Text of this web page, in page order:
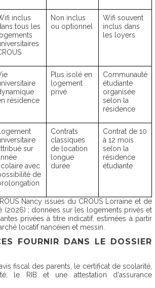
inclus
tous les
logements
Non inclus
ou optionnel
Wifi souvent
inclus dans
les loyers
résidence
Plus isolé en
logement
privé
Communauté
étudiante
organisée
selon la
résidence
Logement
sur
avec
de
Contrats
classiques
de location
longue
durée
Contrat de 10
à 12 mois
selon la
résidence
étudiante
Nancy issues du CROUS Lorraine et de
(2026) ; données sur les logements privés et
privées à titre indicatif, estimées à partir
locatif nancéien et messin.
FOURNIR DANS LE DOSSIER
fiscal des parents, le certificat de scolarité,
le RIB et une attestation d'assurance